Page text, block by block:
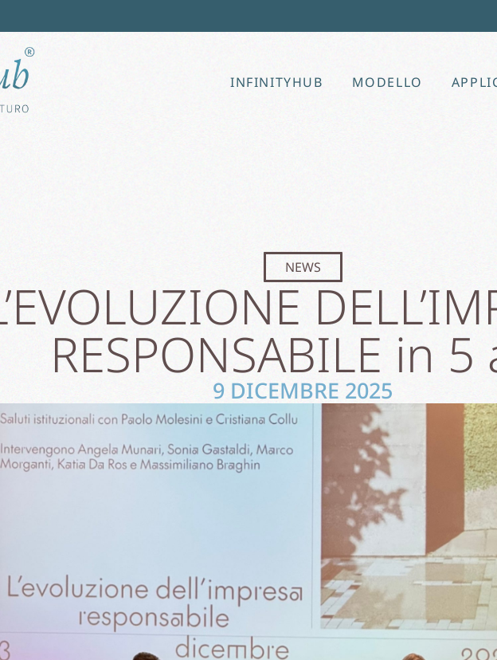
INFINITYHUB MODELLO
NEWS
RESPONSABILE in 5
9 DICEMBRE 2025